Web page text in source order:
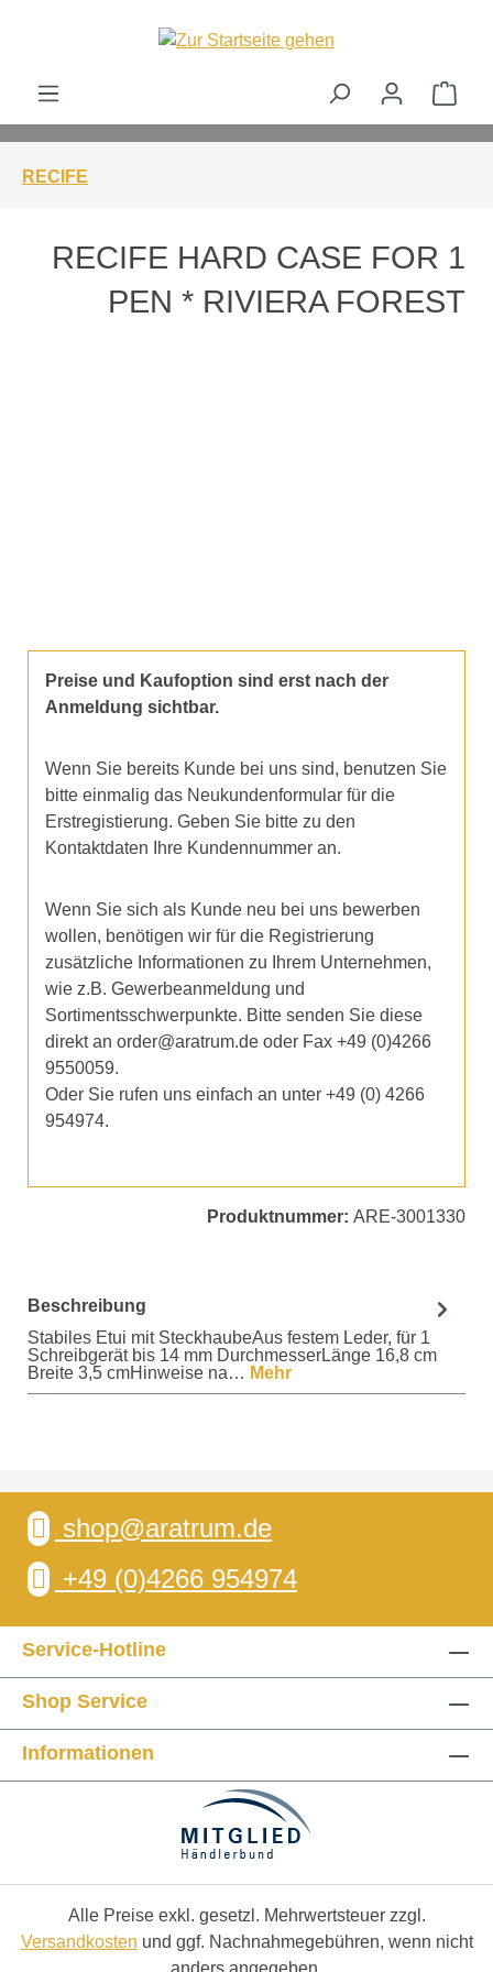
RECIFE
RECIFE HARD CASE FOR 1
PEN * RIVIERA FOREST
Preise und Kaufoption sind erst nach der
Anmeldung sichtbar.
Wenn Sie bereits Kunde bei uns sind, benutzen Sie
bitte einmalig das Neukundenformular für die
Erstregistierung. Geben Sie bitte zu den
Kontaktdaten Ihre Kundennummer an.
Wenn Sie sich als Kunde neu bei uns bewerben
wollen, benötigen wir für die Registrierung
zusätzliche Informationen zu Ihrem Unternehmen,
wie z.B. Gewerbeanmeldung und
Sortimentsschwerpunkte. Bitte senden Sie diese
direkt an order@aratrum.de oder Fax +49 (0)4266
9550059.
Oder Sie rufen uns einfach an unter +49 (0) 4266
954974.
Produktnummer: ARE-3001330
Beschreibung
Stabiles Etui mit SteckhaubeAus festem Leder, für 1
Schreibgerät bis 14 mm DurchmesserLänge 16,8 cm
Breite 3,5 cmHinweise na… Mehr
shop@aratrum.de
+49 (0)4266 954974
Service-Hotline
Shop Service
Informationen
Alle Preise exkl. gesetzl. Mehrwertsteuer zzgl.
Versandkosten und ggf. Nachnahmegebühren, wenn nicht
anders angegeben.